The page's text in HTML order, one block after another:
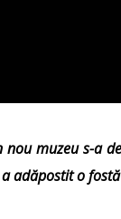
nou muzeu s-a
a adăpostit o